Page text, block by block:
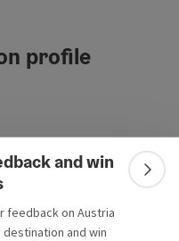
and win
feedback on Austria
destination and win
profile